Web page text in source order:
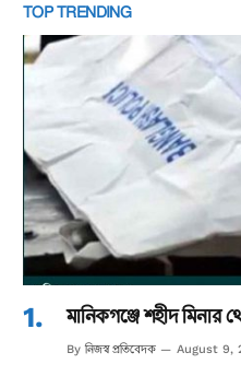
TOP TRENDING
মানিকগঞ্জে শহীদ মিনার
By নিজস্ব প্রতিবেদক August 9,